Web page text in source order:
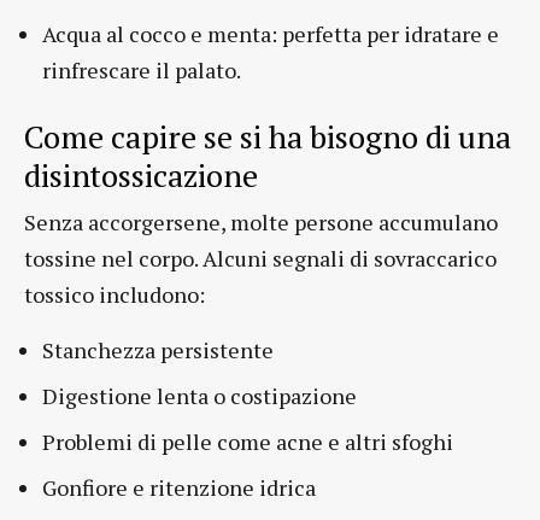
Acqua al cocco e menta: perfetta per idratare e
rinfrescare il palato.
Come capire se si ha bisogno di una
disintossicazione
Senza accorgersene, molte persone accumulano
tossine nel corpo. Alcuni segnali di sovraccarico
tossico includono:
Stanchezza persistente
Digestione lenta o costipazione
Problemi di pelle come acne e altri sfoghi
Gonfiore e ritenzione idrica